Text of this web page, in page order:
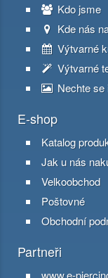
Kdo jsme
Kde nás
Výtvarné
Výtvarné
Nechte se
E-shop
Katalog
Jak u nás
Velkoobchod
Poštovné
Obchodní
Partneři
www.e-